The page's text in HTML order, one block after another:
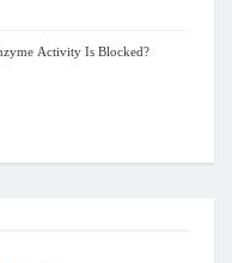
Activity Is Blocked?